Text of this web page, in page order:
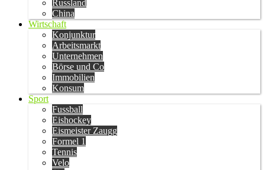
Russland
China
Wirtschaft
Konjunktur
Arbeitsmarkt
Unternehmen
Börse und Co
Immobilien
Konsum
Sport
Fussball
Eishockey
Eismeister Zaugg
Formel 1
Tennis
Velo